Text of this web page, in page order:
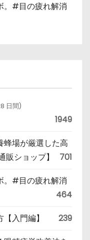
。#目の疲れ解消
日間)
1949
蜂場が厳選した高
ショップ】
701
。#目の疲れ解消
464
入門編】 239